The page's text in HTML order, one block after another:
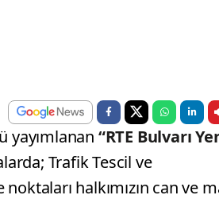
yayımlanan “RTE Bulvarı
Trafik Tescil ve
halkımızın can ve